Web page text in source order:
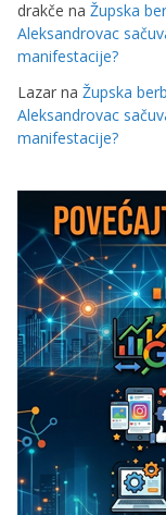
drakče na Župska
Aleksandrovac
manifestacije?
Lazar na Župska
Aleksandrovac
manifestacije?